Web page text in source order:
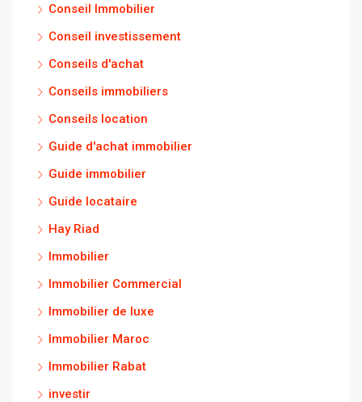
Conseil Immobilier
Conseil investissement
Conseils d'achat
Conseils immobiliers
Conseils location
Guide d'achat immobilier
Guide immobilier
Guide locataire
Hay Riad
Immobilier
Immobilier Commercial
Immobilier de luxe
Immobilier Maroc
Immobilier Rabat
investir